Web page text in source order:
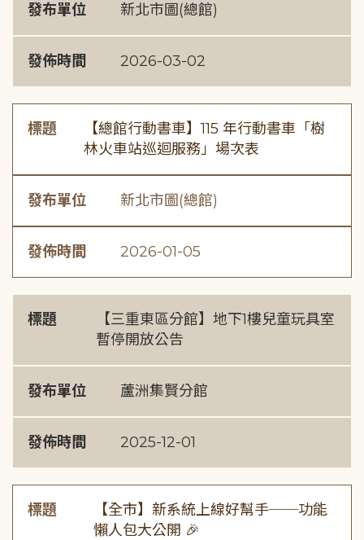
發布單位 新北市圖(總館)
發佈時間 2026-03-02
標題
【總館行動書車】115 年行動書車「樹
林火車站巡迴服務」場次表
發布單位 新北市圖(總館)
發佈時間 2026-01-05
標題
【三重東區分館】地下1樓兒童玩具室
暫停開放公告
發布單位 蘆洲集賢分館
發佈時間 2025-12-01
標題
【全市】新系統上線好幫手──功能
懶人包大公開 🎉